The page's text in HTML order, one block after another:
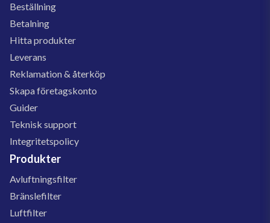
Beställning
Betalning
Hitta produkter
Leverans
Reklamation & återköp
Skapa företagskonto
Guider
Teknisk support
Integritetspolicy
Produkter
Avluftningsfilter
Bränslefilter
Luftfilter